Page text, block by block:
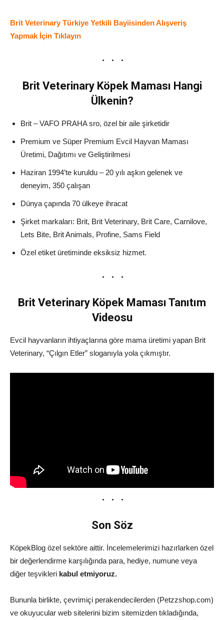
Brit Veterinary Türkiye Yetkili Bayiisinden Alışveriş
Yapmak İçin Tıklayın
Brit Veterinary Köpek Maması Hangi
Ülkenin?
Brit – VAFO PRAHA sro, özel bir aile şirketidir
Premium ve Süper Premium Evcil Hayvan Maması
Üretimi, Dağıtımı ve Geliştirilmesi
Haziran 1994’te kuruldu – 20 yılı aşkın gelenek ve
deneyim, 350 çalışan
Dünya çapında 70 ülkeye ihracat
Şirket markaları: Brit, Brit Veterinary, Brit Care, Carnilove,
Lets Bite, Brit Animals, Profine, Sams Field
Özel etiket üretiminde eksiksiz hizmet.
Brit Veterinary Köpek Maması Tanıtım
Videosu
Evcil hayvanların ihtiyaçlarına göre mama üretimi yapan Brit
Veterinary, “Çılgın Etler” sloganıyla yola çıkmıştır.
Son Söz
KöpekBlog özel sektöre aittir. İncelemelerimizi hazırlarken özel
bir değerlendirme karşılığında para, hediye, numune veya
diğer teşvikleri kabul etmiyoruz.
Bununla birlikte, çevrimiçi perakendecilerden (Petzzshop.com)
ve okuyucular web sitelerini bizim sitemizden tıkladığında,